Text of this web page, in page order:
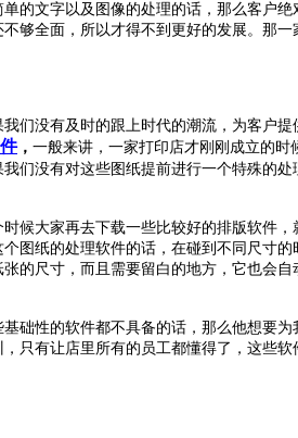
的文字以及图像的处理的话，那么客户
够全面，所以才得不到更好的发展。那
们没有及时的跟上时代的潮流，为客户
， 一般来讲，一家打印店才刚刚成立的时
们没有对这些图纸提前进行一个特殊的
候大家再去下载一些比较好的排版软件
图纸的处理软件的话，在碰到不同尺寸
的尺寸，而且需要留白的地方，它也会
础性的软件都不具备的话，那么他想要
只有让店里所有的员工都懂得了，这些